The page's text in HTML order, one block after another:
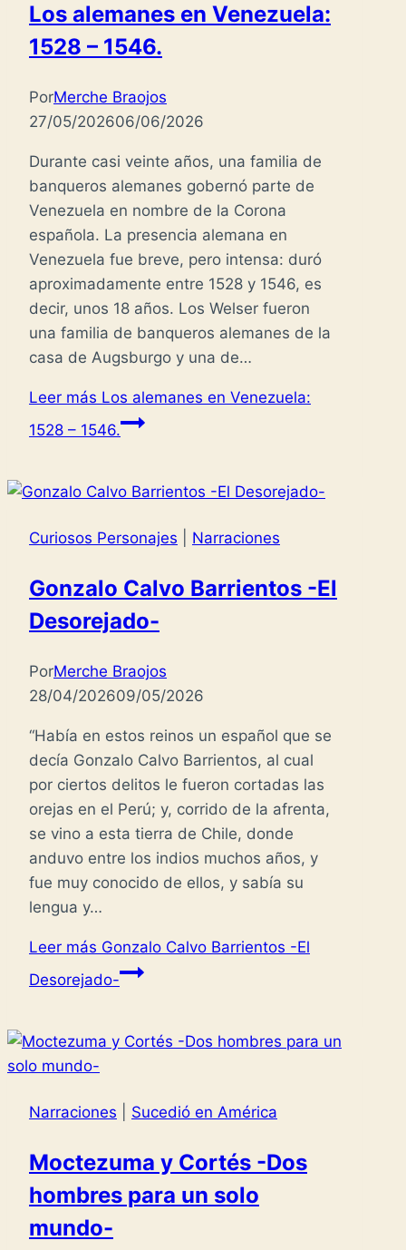
Los alemanes en Venezuela:
1528 – 1546.
PorMerche Braojos
27/05/202606/06/2026
Durante casi veinte años, una familia de
banqueros alemanes gobernó parte de
Venezuela en nombre de la Corona
española. La presencia alemana en
Venezuela fue breve, pero intensa: duró
aproximadamente entre 1528 y 1546, es
decir, unos 18 años. Los Welser fueron
una familia de banqueros alemanes de la
casa de Augsburgo y una de…
Leer más Los alemanes en Venezuela:
1528 – 1546.
Curiosos Personajes Narraciones
Gonzalo Calvo Barrientos -El
Desorejado-
PorMerche Braojos
28/04/202609/05/2026
“Había en estos reinos un español que se
decía Gonzalo Calvo Barrientos, al cual
por ciertos delitos le fueron cortadas las
orejas en el Perú; y, corrido de la afrenta,
se vino a esta tierra de Chile, donde
anduvo entre los indios muchos años, y
fue muy conocido de ellos, y sabía su
lengua y…
Leer más Gonzalo Calvo Barrientos -El
Desorejado-
Narraciones Sucedió en América
Moctezuma y Cortés -Dos
hombres para un solo
mundo-